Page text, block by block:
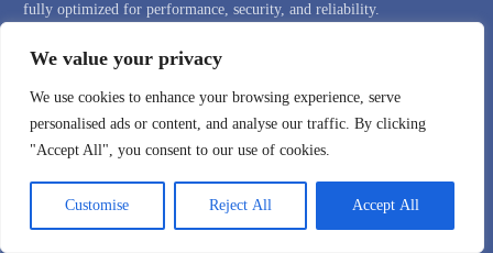
We value your privacy
We use cookies to enhance your browsing experience, serve
personalised ads or content, and analyse our traffic. By clicking
"Accept All", you consent to our use of cookies.
Customise Reject All Accept All
fully optimized for performance, security, and reliability.
ZARZĄDZANY HOSTING LMS CANVAS
PRYWATNY SYSTEM WIDEOKONFERENCJI
DEMO BIGBLUEBUTTON
KLASTER BIGBLUEBUTTON